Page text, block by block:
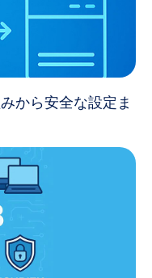
から安全な設定ま